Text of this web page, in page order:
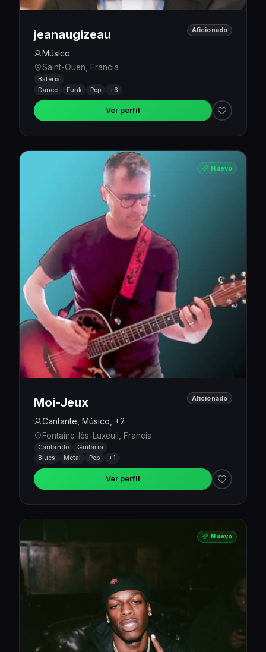
jeanaugizeau
Músico
Saint-Ouen, Francia
Aficionado
Batería
Dance
Funk Pop +3
Ver perfil
Nuevo
Moi-Jeux
Cantante, Músico, +2
Fontaine-lès-Luxeuil, Francia
Aficionado
Cantando
Guitarra
Blues
Metal Pop +1
Ver perfil
Nuevo